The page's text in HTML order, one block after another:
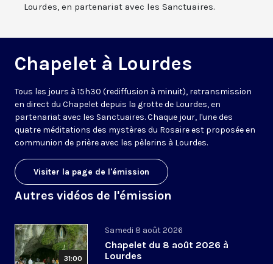
Lourdes, en partenariat avec les Sanctuaires.
Chapelet à Lourdes
Tous les jours à 15h30 (rediffusion à minuit), retransmission
en direct du Chapelet depuis la grotte de Lourdes, en
partenariat avec les Sanctuaires. Chaque jour, l'une des
quatre méditations des mystères du Rosaire est proposée en
communion de prière avec les pèlerins à Lourdes.
Visiter la page de l'émission
Autres vidéos de l'émission
31:00
Samedi 8 août 2026
Chapelet du 8 août 2026 à
Lourdes